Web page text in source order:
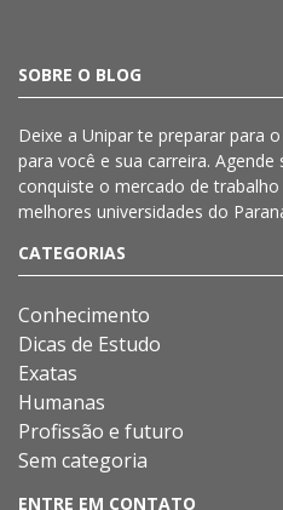
SOBRE O BLOG
Deixe a Uniparte preparar para
para você e sua carreira. Agende
conquiste o mercado de
melhores universidades do
CATEGORIAS
Conhecimento
Dicas de Estudo
Exatas
Humanas
Profissão e futuro
Sem categoria
ENTRE EM CONTATO